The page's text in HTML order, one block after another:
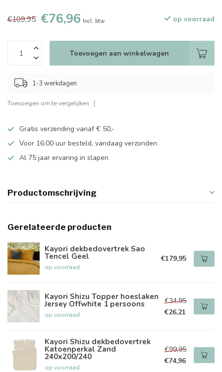
€109,95 €76,96 Incl. btw op voorraad
Toevoegen aan winkelwagen
1-3 werkdagen
Toevoegen om te vergelijken
Gratis verzending vanaf € 50,-
Voor 16:00 uur besteld, vandaag verzonden
Al 75 jaar ervaring in slapen
Productomschrijving
Gerelateerde producten
Kayori dekbedovertrek Sao
Tencel Geel
op voorraad
€179,95
Kayori Shizu Topper hoeslaken
Jersey Offwhite 1 persoons
op voorraad
€34,95
€26,21
Kayori Shizu dekbedovertrek
Katoenperkal Zand
240x200/240
op voorraad
€99,95
€74,96